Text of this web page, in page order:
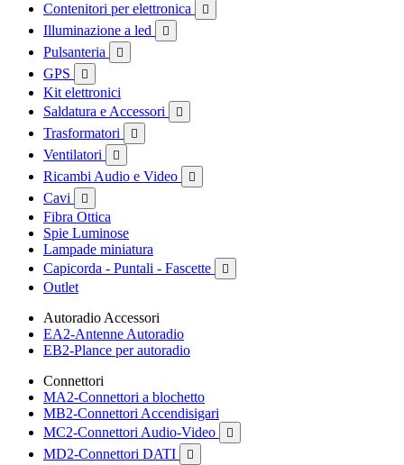
Contenitori per elettronica 
Illuminazione a led 
Pulsanteria 
GPS 
Kit elettronici
Saldatura e Accessori

Trasformatori 
Ventilatori 
Ricambi Audio e Video 
Cavi 
Fibra Ottica
Spie Luminose
Lampade miniatura
Capicorda - Puntali - Fascette

Outlet
Autoradio Accessori
EA2-Antenne Autoradio
EB2-Plance per autoradio
Connettori
MA2-Connettori a blochetto
MB2-Connettori Accendisigari
MC2-Connettori Audio-Video

MD2-Connettori DATI 